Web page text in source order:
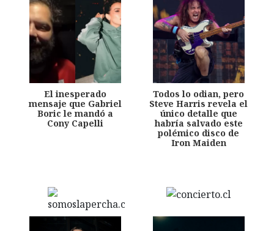
El inesperado
mensaje que Gabriel
Boric le mandó a
Cony Capelli
Todos lo odian, pero
Steve Harris revela el
único detalle que
habría salvado este
polémico disco de
Iron Maiden